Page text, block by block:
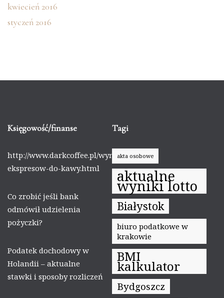
kwiecień 2016
styczeń 2016
Księgowość/finanse
http://www.darkcoffee.pl/wynajem-
ekspresow-do-kawy.html
Co zrobić jeśli bank
odmówił udzielenia
pożyczki?
Podatek dochodowy w
Holandii – aktualne
stawki i sposoby rozliczeń
Tagi
akta osobowe
aktualne
wyniki lotto
Białystok
biuro podatkowe w
krakowie
BMI
kalkulator
Bydgoszcz